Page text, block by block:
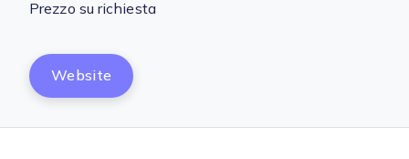
Prezzo su richiesta
Website